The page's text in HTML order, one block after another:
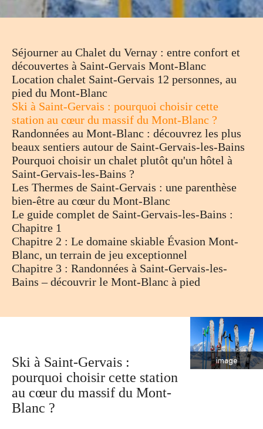
Séjourner au Chalet du Vernay : entre confort et
découvertes à Saint-Gervais Mont-Blanc
Location chalet Saint-Gervais 12 personnes, au
pied du Mont-Blanc
Ski à Saint-Gervais : pourquoi choisir cette
station au cœur du massif du Mont-Blanc ?
Randonnées au Mont-Blanc : découvrez les plus
beaux sentiers autour de Saint-Gervais-les-Bains
Pourquoi choisir un chalet plutôt qu'un hôtel à
Saint-Gervais-les-Bains ?
Les Thermes de Saint-Gervais : une parenthèse
bien-être au cœur du Mont-Blanc
Le guide complet de Saint-Gervais-les-Bains :
Chapitre 1
Chapitre 2 : Le domaine skiable Évasion Mont-
Blanc, un terrain de jeu exceptionnel
Chapitre 3 : Randonnées à Saint-Gervais-les-
Bains – découvrir le Mont-Blanc à pied
Ski à Saint-Gervais :
pourquoi choisir cette station
au cœur du massif du Mont-
Blanc ?
image